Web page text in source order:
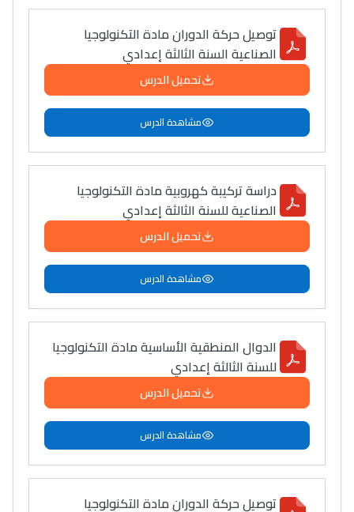
Lycée Maroc
التعليم الثانوي التأهيلي
التعليم الثانوي الإعدادي
Post-Bac
Interviews/Vidéos
توصيل حركة الدوران مادة التكنولوجيا
الصناعية السنة الثالثة إعدادي
تحميل الدرس
مشاهدة الدرس
دراسة تركيبة كهروبية مادة التكنولوجيا
الصناعية للسنة الثالثة إعدادي
تحميل الدرس
مشاهدة الدرس
الدوال المنطقية الأساسية مادة التكنولوجيا
للسنة الثالثة إعدادي
تحميل الدرس
مشاهدة الدرس
توصيل حركة الدوران مادة التكنولوجيا